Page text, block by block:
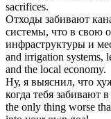
sacrifices.
Отходы забивают
системы, что в свою
инфраструктуры и
and irrigation systems,
and the local economy.
Ну, я выяснил, что
когда тебя забивают в
the only thing worse